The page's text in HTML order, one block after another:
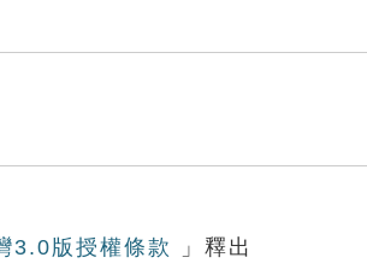
3.0版授權條款 」釋出